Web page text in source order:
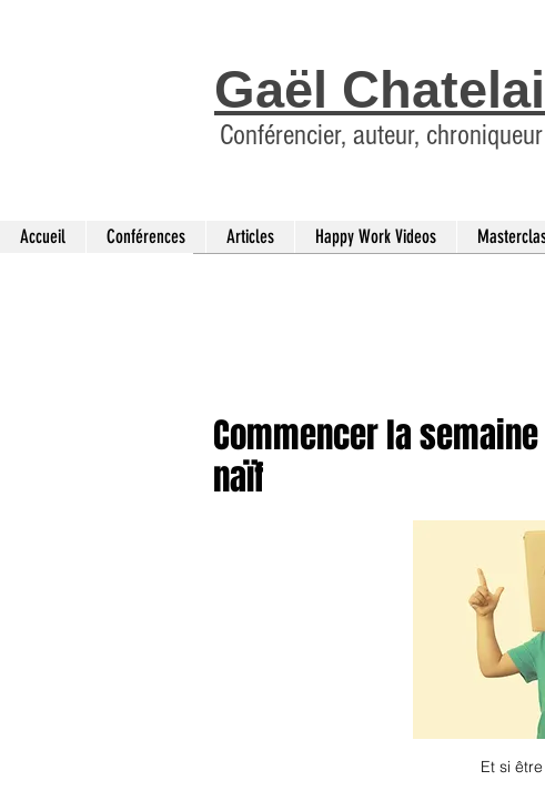
Gaël
Conférencier, auteur, chroniqueur
Accueil Conférences Articles Happy Work Videos
Commencer la
naïf
Et si